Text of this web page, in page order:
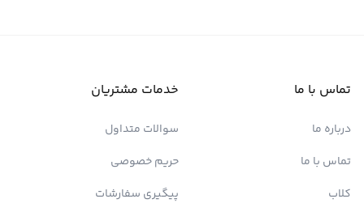
تماس با ما
درباره ما
تماس با ما
کلاب
خدمات مشتریان
سوالات متداول
حریم خصوصی
پیگیری سفارشات